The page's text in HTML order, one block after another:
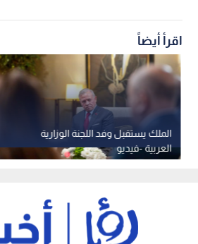
اقرأ أيضاً
الملك يستقبل وفد اللجنة الوزارية
العربية -فيديو